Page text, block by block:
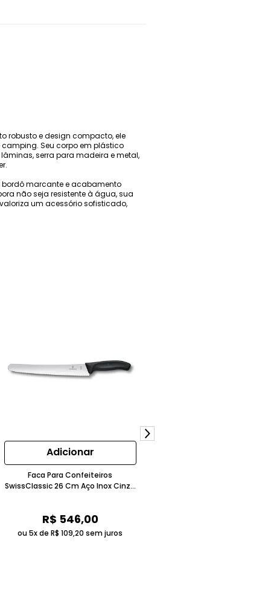
robusto e design compacto, ele
Seu corpo em plástico
serra para madeira e metal,
bordô marcante e acabamento
não seja resistente à água, sua
um acessório sofisticado,
Adicionar
Faca Para Confeiteiros
SwissClassic 26 Cm Aço Inox Cinza
R$ 546,00
ou 5x deR$ 109,20 sem juros